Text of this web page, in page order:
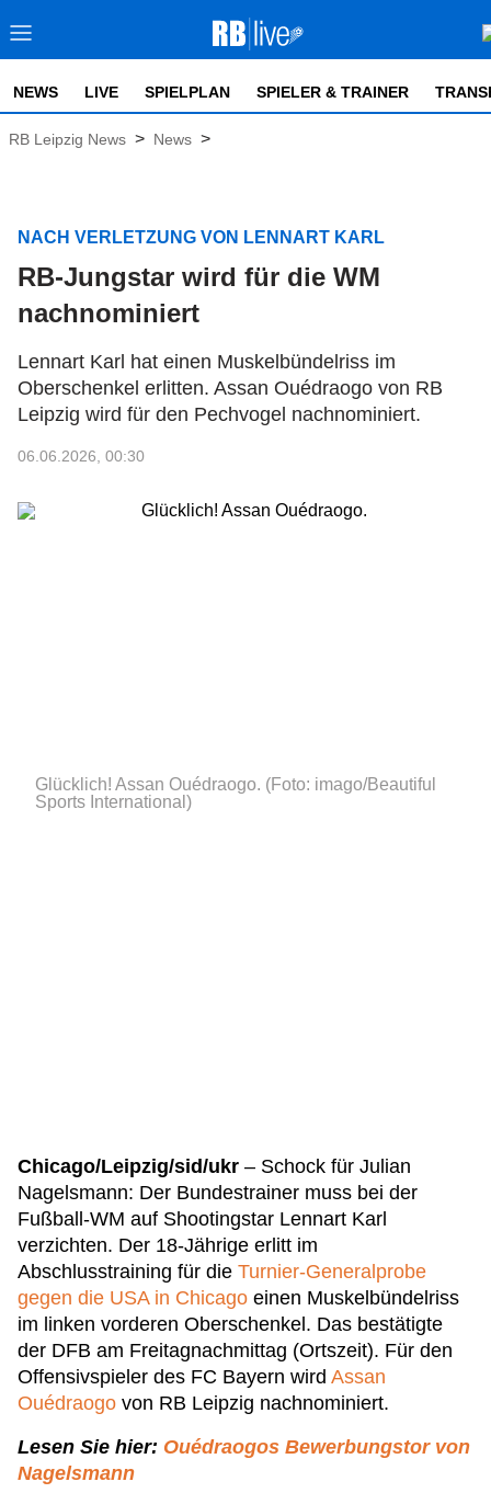
NEWS LIVE SPIELPLAN SPIELER & TRAINER
RB Leipzig News > News >
NACH VERLETZUNG VON LENNART KARL
RB-Jungstar wird für die WM
nachnominiert
Lennart Karl hat einen Muskelbündelriss im
Oberschenkel erlitten. Assan Ouédraogo von RB
Leipzig wird für den Pechvogel nachnominiert.
06.06.2026, 00:30
Glücklich! Assan Ouédraogo. (Foto: imago/Beautiful
Sports International)
Chicago/Leipzig/sid/ukr – Schock für Julian
Nagelsmann: Der Bundestrainer muss bei der
Fußball-WM auf Shootingstar Lennart Karl
verzichten. Der 18-Jährige erlitt im
Abschlusstraining für die Turnier-Generalprobe
gegen die USA in Chicago einen Muskelbündelriss
im linken vorderen Oberschenkel. Das bestätigte
der DFB am Freitagnachmittag (Ortszeit). Für den
Offensivspieler des FC Bayern wird Assan
Ouédraogo von RB Leipzig nachnominiert.
Lesen Sie hier: Ouédraogos Bewerbungstor von
Nagelsmann